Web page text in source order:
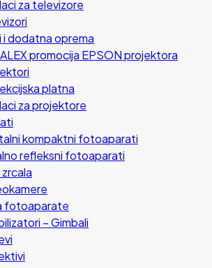
za televizore
i dodatna oprema
promocija EPSON projektora
platna
za projektore
kompaktni fotoaparati
refleksni fotoaparati
fotoaparate
– Gimbali